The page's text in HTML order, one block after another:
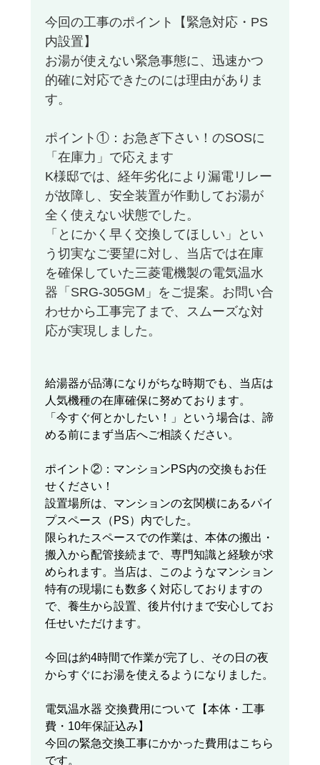
今回の工事のポイント【緊急対応・PS
内設置】
お湯が使えない緊急事態に、迅速かつ
的確に対応できたのには理由がありま
す。
ポイント①：お急ぎ下さい！のSOSに
「在庫力」で応えます
K様邸では、経年劣化により漏電リレー
が故障し、安全装置が作動してお湯が
全く使えない状態でした。
「とにかく早く交換してほしい」とい
う切実なご要望に対し、当店では在庫
を確保していた三菱電機製の電気温水
器「SRG-305GM」をご提案。お問い合
わせから工事完了まで、スムーズな対
応が実現しました。
給湯器が品薄になりがちな時期でも、当店は
人気機種の在庫確保に努めております。
「今すぐ何とかしたい！」という場合は、諦
める前にまず当店へご相談ください。
ポイント②：マンションPS内の交換もお任
せください！
設置場所は、マンションの玄関横にあるパイ
プスペース（PS）内でした。
限られたスペースでの作業は、本体の搬出・
搬入から配管接続まで、専門知識と経験が求
められます。当店は、このようなマンション
特有の現場にも数多く対応しておりますの
で、養生から設置、後片付けまで安心してお
任せいただけます。
今回は約4時間で作業が完了し、その日の夜
からすぐにお湯を使えるようになりました。
電気温水器 交換費用について【本体・工事
費・10年保証込み】
今回の緊急交換工事にかかった費用はこちら
です。